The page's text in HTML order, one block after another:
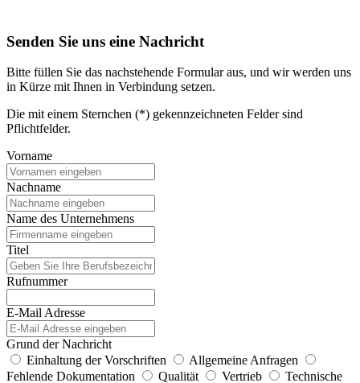
Senden Sie uns eine Nachricht
Bitte füllen Sie das nachstehende Formular aus, und wir werden uns
in Kürze mit Ihnen in Verbindung setzen.
Die mit einem Sternchen (*) gekennzeichneten Felder sind
Pflichtfelder.
Vorname
Nachname
Name des Unternehmens
Titel
Rufnummer
E-Mail Adresse
Grund der Nachricht
Einhaltung der Vorschriften
Allgemeine Anfragen
Fehlende Dokumentation
Qualität Vertrieb
Technische